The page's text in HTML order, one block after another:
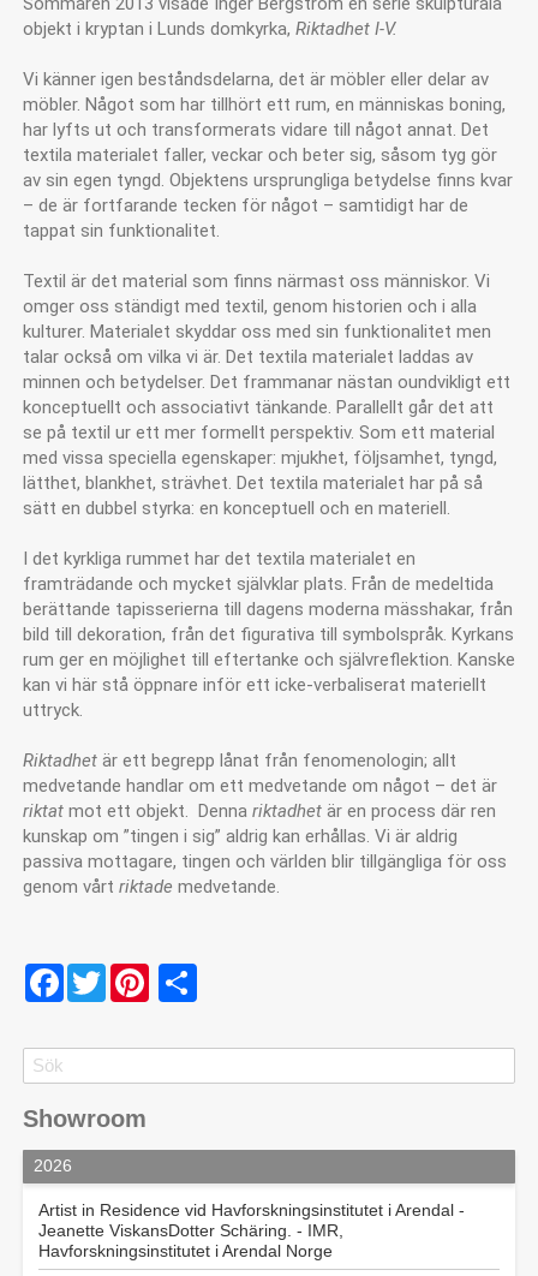
objekt i kryptan i Lunds domkyrka, Riktadhet I-V.
Vi känner igen beståndsdelarna, det är möbler eller delar av
möbler. Något som har tillhört ett rum, en människas boning,
har lyfts ut och transformerats vidare till något annat. Det
textila materialet faller, veckar och beter sig, såsom tyg gör
av sin egen tyngd. Objektens ursprungliga betydelse finns kvar
– de är fortfarande tecken för något – samtidigt har de
tappat sin funktionalitet.
Textil är det material som finns närmast oss människor. Vi
omger oss ständigt med textil, genom historien och i alla
kulturer. Materialet skyddar oss med sin funktionalitet men
talar också om vilka vi är. Det textila materialet laddas av
minnen och betydelser. Det frammanar nästan oundvikligt ett
konceptuellt och associativt tänkande. Parallellt går det att
se på textil ur ett mer formellt perspektiv. Som ett material
med vissa speciella egenskaper: mjukhet, följsamhet, tyngd,
lätthet, blankhet, strävhet. Det textila materialet har på så
sätt en dubbel styrka: en konceptuell och en materiell.
I det kyrkliga rummet har det textila materialet en
framträdande och mycket självklar plats. Från de medeltida
berättande tapisserierna till dagens moderna mässhakar, från
bild till dekoration, från det figurativa till symbolspråk. Kyrkans
rum ger en möjlighet till eftertanke och självreflektion. Kanske
kan vi här stå öppnare inför ett icke-verbaliserat materiellt
uttryck.
Riktadhetär ett begrepp lånat från fenomenologin; allt
medvetande handlar om ett medvetande om något – det är
riktatmot ett objekt. Denna riktadhetär en process där ren
kunskap om ”tingen i sig” aldrig kan erhållas. Vi är aldrig
passiva mottagare, tingen och världen blir tillgängliga för oss
genom vårt riktade medvetande.
Facebook
TwitterPinterest
Share
Search
Search
Showroom
2026
Artist in Residence vid Havforskningsinstitutet i Arendal -
Jeanette ViskansDotter Schäring. - IMR,
Havforskningsinstitutet i Arendal Norge